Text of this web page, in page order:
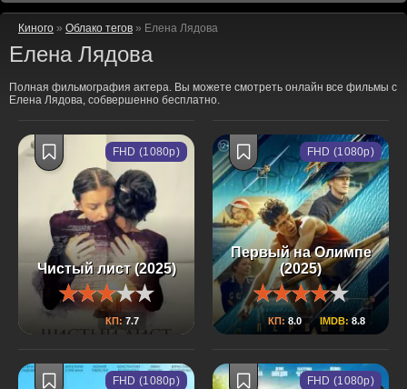
Киного » Облако тегов » Елена Лядова
Елена Лядова
Полная фильмография актера. Вы можете смотреть онлайн все фильмы с
Елена Лядова, собвершенно бесплатно.
Чистый лист (2025)
КП: 7.7
FHD (1080p)
Первый на Олимпе
(2025)
КП: 8.0 IMDB:8.8
FHD (1080p)
FHD (1080p) FHD (1080p)